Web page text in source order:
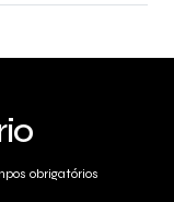
obrigatórios